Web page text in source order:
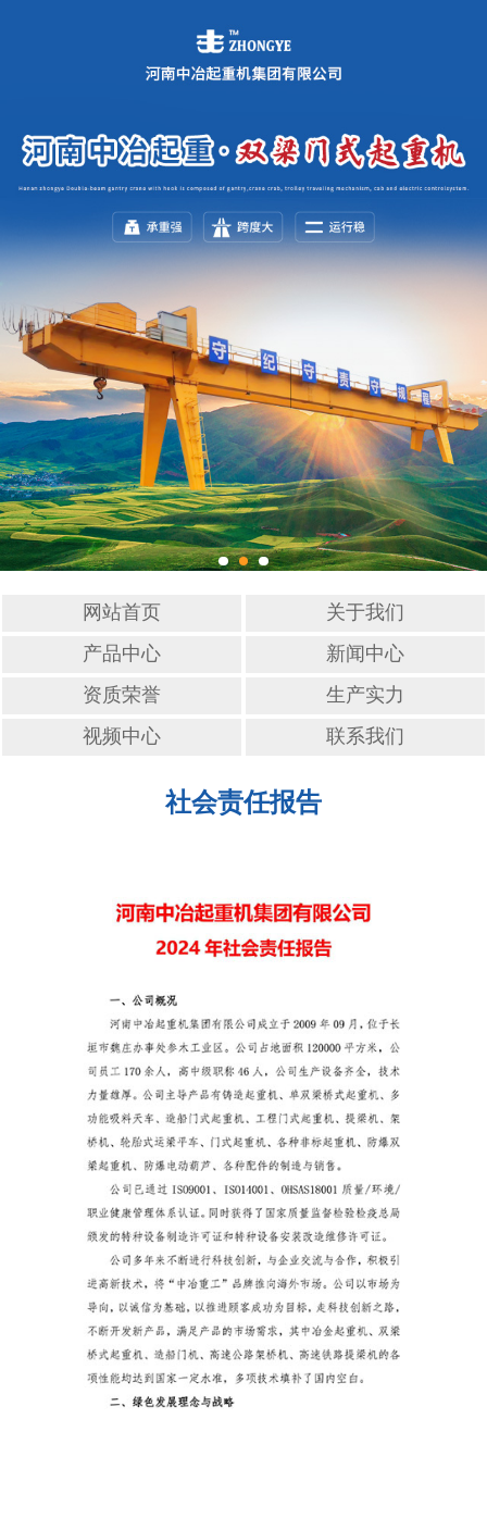
网站首页
关于我们
产品中心
新闻中心
资质荣誉
生产实力
视频中心
联系我们
社会责任报告